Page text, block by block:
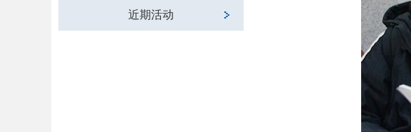
近期活动